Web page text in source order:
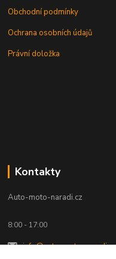
Obchodní podmínky
Ochrana osobních údajů
Právní doložka
Kontakty
Auto-moto-naradi.cz
8:00 - 17:00
info@auto-moto-naradi.cz